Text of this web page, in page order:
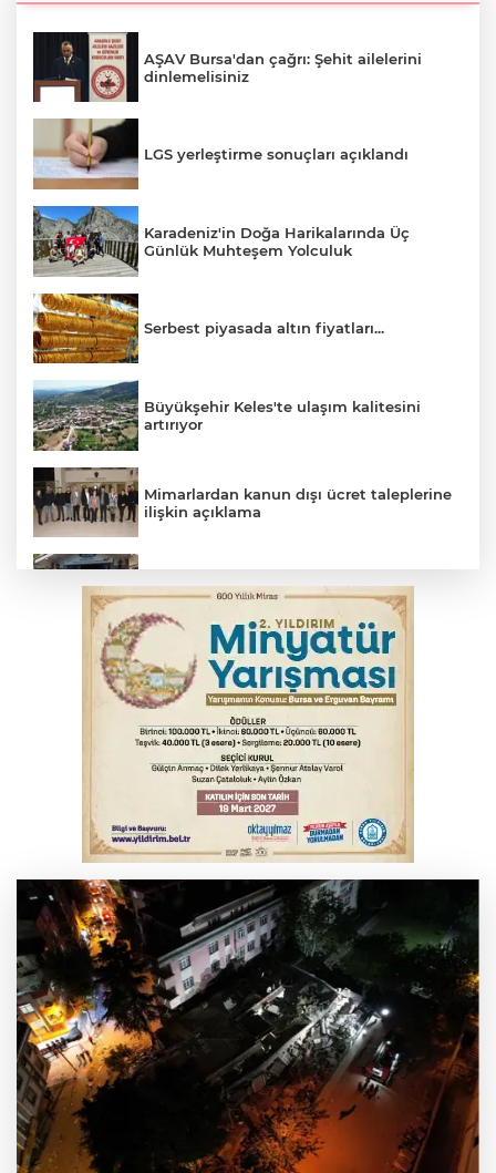
AŞAV Bursa'dan çağrı: Şehit ailelerini
dinlemelisiniz
LGS yerleştirme sonuçları açıklandı
Karadeniz'in Doğa Harikalarında Üç
Günlük Muhteşem Yolculuk
Serbest piyasada altın fiyatları...
Büyükşehir Keles'te ulaşım kalitesini
artırıyor
Mimarlardan kanun dışı ücret taleplerine
ilişkin açıklama
Başkan Aydın: Tüm imkanları sunuyoruz
Başkan Dalgıç: Denizler halkındır
Bursa’da bugün hava nasıl olacak?
Bursa'da kontrolden çıkan araç orta
refüje çıktı